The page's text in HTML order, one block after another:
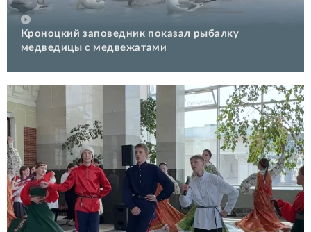
Кроноцкий заповедник показал рыбалку
медведицы с медвежатами